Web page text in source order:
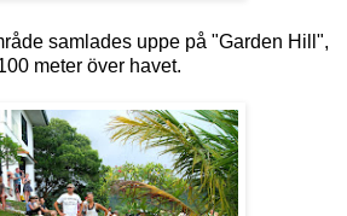
samlades uppe på "Garden Hill",
meter över havet.